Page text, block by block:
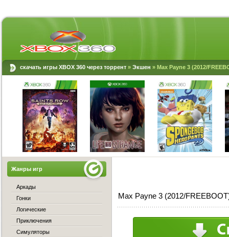
скачать игры XBOX 360 через торрент » Экшен » Max Payne 3 (2012/
Max Payne 3 (2012/
Жанры игр
Аркады
Гонки
Логические
Приключения
Симуляторы